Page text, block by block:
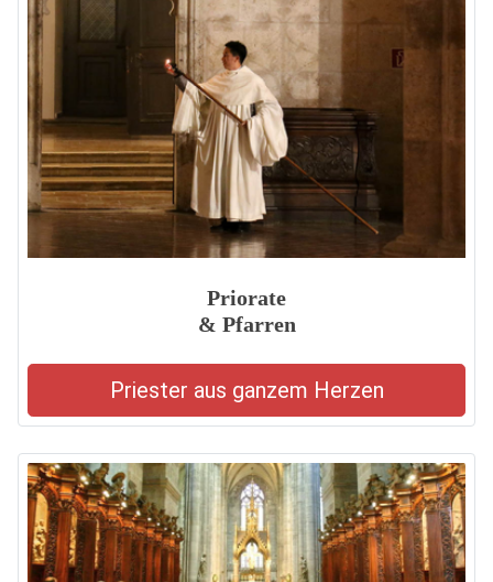
Priorate
& Pfarren
Priester aus ganzem Herzen